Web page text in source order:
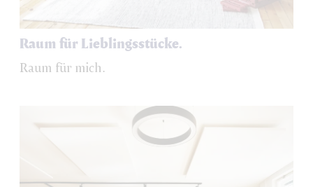
Raum für Lieblingsstücke.
Raum für mich.